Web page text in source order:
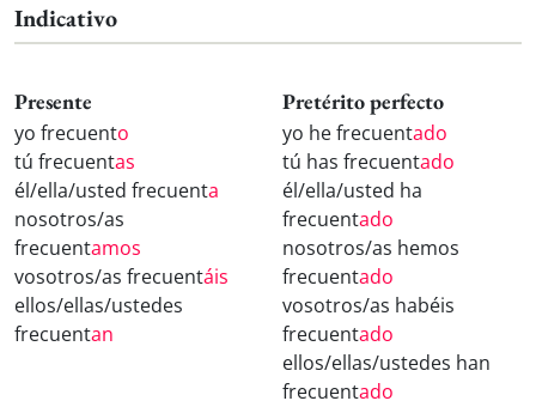
Indicativo
Presente
yo frecuento
tú frecuentas
él/ella/usted frecuenta
nosotros/as
frecuentamos
vosotros/as frecuentáis
ellos/ellas/ustedes
frecuentan
Pretérito perfecto
yo he frecuentado
tú has frecuentado
él/ella/usted ha
frecuentado
nosotros/as hemos
frecuentado
vosotros/as habéis
frecuentado
ellos/ellas/ustedes han
frecuentado